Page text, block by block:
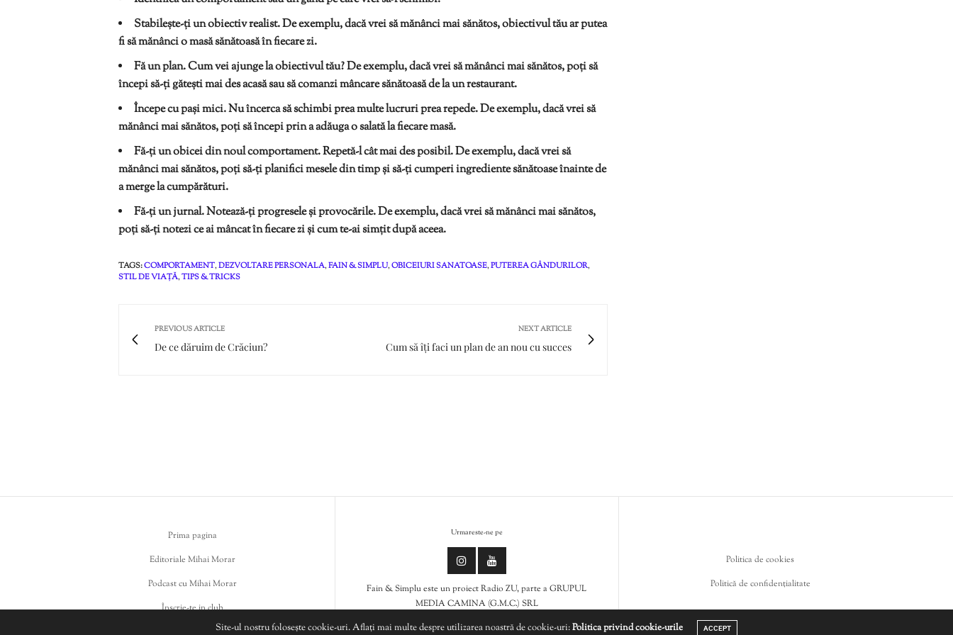
Stabilește-ți un obiectiv realist. De exemplu, dacă vrei să mănânci mai sănătos, obiectivul tău ar putea
fi să mănânci o masă sănătoasă în fiecare zi.
Fă un plan. Cum vei ajunge la obiectivul tău? De exemplu, dacă vrei să mănânci mai sănătos, poți să
începi să-ți gătești mai des acasă sau să comanzi mâncare sănătoasă de la un restaurant.
Începe cu pași mici. Nu încerca să schimbi prea multe lucruri prea repede. De exemplu, dacă vrei să
mănânci mai sănătos, poți să începi prin a adăuga o salată la fiecare masă.
Fă-ți un obicei din noul comportament. Repetă-l cât mai des posibil. De exemplu, dacă vrei să
mănânci mai sănătos, poți să-ți planifici mesele din timp și să-ți cumperi ingrediente sănătoase înainte de
a merge la cumpărături.
Fă-ți un jurnal. Notează-ți progresele și provocările. De exemplu, dacă vrei să mănânci mai sănătos,
poți să-ți notezi ce ai mâncat în fiecare zi și cum te-ai simțit după aceea.
TAGS:COMPORTAMENT,DEZVOLTARE PERSONALA,FAIN & SIMPLU,OBICEIURI SANATOASE,PUTEREA GÂNDURILOR,
STIL DE VIAȚĂ,TIPS & TRICKS
PREVIOUS ARTICLE
De ce dăruim de Crăciun?
NEXT ARTICLE
Cum să îți faci un plan de an nou cu succes
Prima pagina
Editoriale Mihai Morar
Podcast cu Mihai Morar
Înscrie-te in club
Urmareste-ne pe
Fain & Simplu este un proiect Radio ZU, parte a GRUPUL
MEDIA CAMINA (G.M.C.) SRL
Politica de cookies
Politică de confidențialitate
Site-ul nostru folosește cookie-uri. Aflați mai multe despre utilizarea noastră de cookie-uri:Politica privind cookie-urile ACCEPT